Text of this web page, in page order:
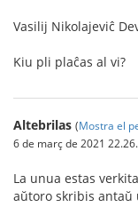
Vasilij Nikolajeviĉ
Kiu pli plaĉas al vi?
Altebrilas (Mostra el
6 de març de 2021
La unua estas
aŭtoro skribis antaŭ